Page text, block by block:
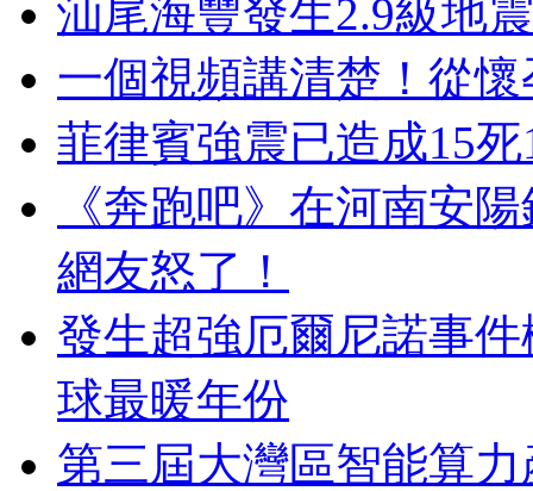
汕尾海豐發生2.9級地
一個視頻講清楚！從
菲律賓強震已造成15
《奔跑吧》在河南安
網友怒了！
發生超強厄爾尼諾事
球最暖年份
第三屆大灣區智能算